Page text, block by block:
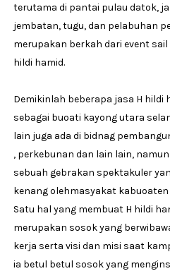
terutama di pantai pulau datok,
jembatan, tugu, dan pelabuhan
merupakan berkah dari event
hildi hamid.
Demikinlah beberapa jasa H
sebagai buoati kayong utara
lain juga ada di bidnag
, perkebunan dan lain lain,
sebuah gebrakan spektakuler
kenang olehmasyakat
Satu hal yang membuat H hildi
merupakan sosok yang
kerja serta visi dan misi saat
ia betul betul sosok yang